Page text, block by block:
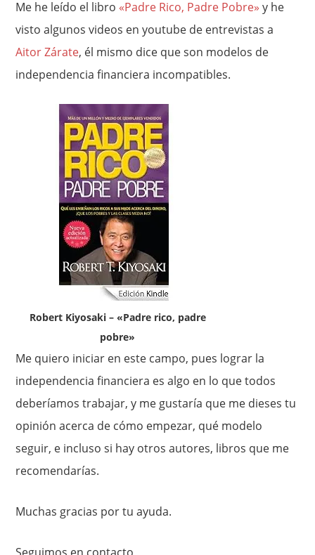
Me he leído el libro «Padre Rico, Padre Pobre» y he
visto algunos videos en youtube de entrevistas a
Aitor Zárate, él mismo dice que son modelos de
independencia financiera incompatibles.
Robert Kiyosaki – «Padre rico, padre
pobre»
Me quiero iniciar en este campo, pues lograr la
independencia financiera es algo en lo que todos
deberíamos trabajar, y me gustaría que me dieses tu
opinión acerca de cómo empezar, qué modelo
seguir, e incluso si hay otros autores, libros que me
recomendarías.
Muchas gracias por tu ayuda.